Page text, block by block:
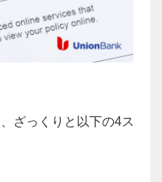
ざっくりと以下の4ス